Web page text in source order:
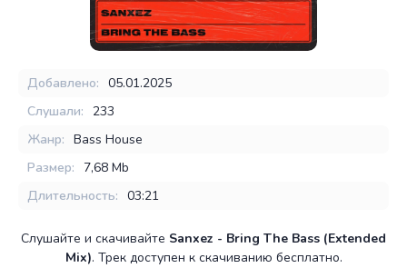
Добавлено: 05.01.2025
Слушали:
233
Жанр: Bass House
Размер:
7,68 Mb
Длительность: 03:21
Слушайте и скачивайте Sanxez - Bring The Bass (Extended
Mix). Трек доступен к скачиванию бесплатно.